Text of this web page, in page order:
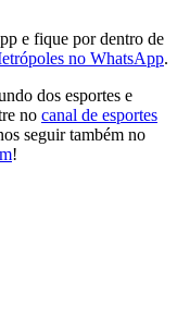
e fique por dentro de
no WhatsApp.
dos esportes e
no canal de esportes
seguir também no
!